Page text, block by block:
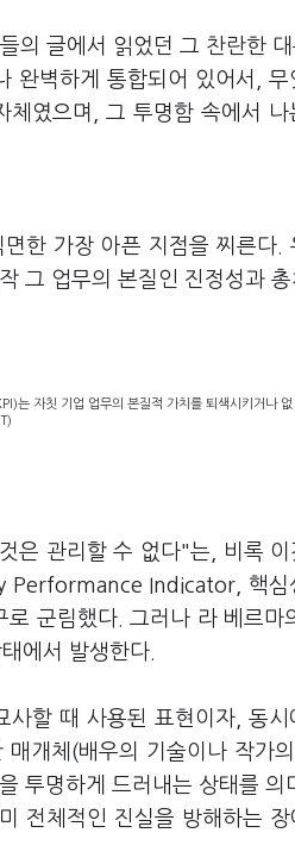
의 글에서 읽었던 그 찬란한
벽하게 통합되어 있어서, 무
였으며, 그 투명함 속에서
한 가장 아픈 지점을 찌른다.
그 업무의 본질인 진정성과
는 자칫 기업 업무의 본질적 가치를 퇴색시키거나 없
은 관리할 수 없다"는, 비록
Performance Indicator, 핵심
군림했다. 그러나 라 베르마
에서 발생한다.
할 때 사용된 표현이자, 동시
개체(배우의 기술이나 작가
투명하게 드러내는 상태를 의
전체적인 진실을 방해하는 장